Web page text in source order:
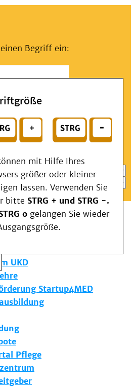
Begriff ein:
für Ihren Schnelleinstieg
mit Hilfe Ihres
größer oder kleiner
lassen. Verwenden Sie
bitte STRG + und STRG -.
o gelangen Sie wieder
Zentren
UKD
Unterstützung
im Medizinwesen (KIM)
UKD
UKD
Startup4MED
Pflege